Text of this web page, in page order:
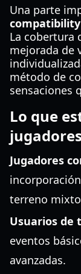
Una parte
compatibility
La cobertura
mejorada de
método de
sensaciones
Lo que
jugadores
Jugadores
terreno
Usuarios de
eventos
avanzadas.